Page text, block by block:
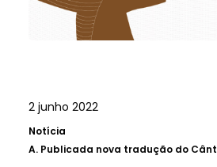
2 junho 2022
Notícia
A. Publicada nova tradução do